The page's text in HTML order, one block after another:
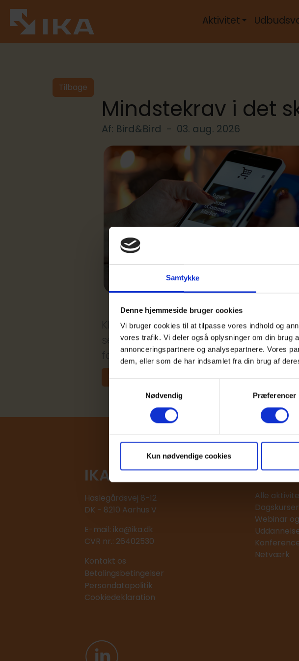
Samtykke
Denne hjemmeside bruger cookies
Vi bruger cookies til at tilpasse vores indhold og
vores trafik. Vi deler også oplysninger om din brug
annonceringspartnere og analysepartnere. Vores
dem, eller som de har indsamlet fra din brug af
Nødvendig
Præferencer
Kun nødvendige cookies
Aktivitet
Tilbage
Mindstekrav i det
Af: Bird&Bird - 03. aug. 2026
Klagenævnet for Udbud har i en ny
selv om det ikke er betegnet som
forholdet mellem interne
Læs mere
IKA
Haslegårdsvej 8-12
DK - 8210 Aarhus V
E-mail: ika@ika.dk
CVR nr.: 26402530
Kontakt os
Betalingsbetingelser
Persondatapolitik
Cookiedeklaration
Alle
Dagskurser
Webinar
Netværk